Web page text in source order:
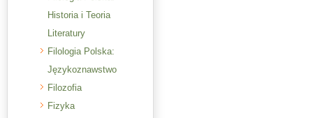
Historia i Teoria
Literatury
Filologia Polska:
Językoznawstwo
Filozofia
Fizyka